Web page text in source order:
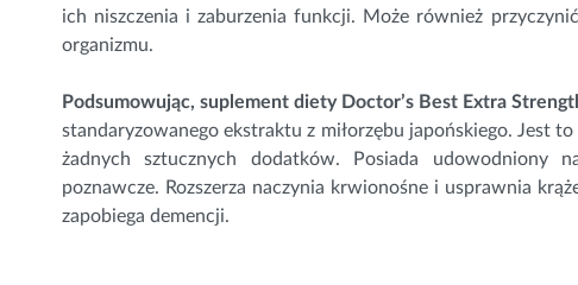
ich niszczenia i zaburzenia funkcji. Może również
organizmu.
Podsumowując, suplement diety Doctor’s Best Extra
standaryzowanego ekstraktu z miłorzębu japońskiego. Jest
żadnych sztucznych dodatków. Posiada udowodniony
poznawcze. Rozszerza naczynia krwionośne i usprawnia
zapobiega demencji.